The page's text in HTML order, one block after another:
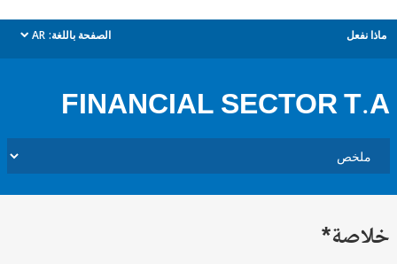
الصفحة باللغة: AR
dropdown
FINANCIAL SECTOR